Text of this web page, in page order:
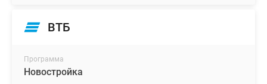
ВТБ
Программа
Новостройка